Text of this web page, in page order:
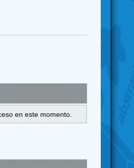
en este momento.